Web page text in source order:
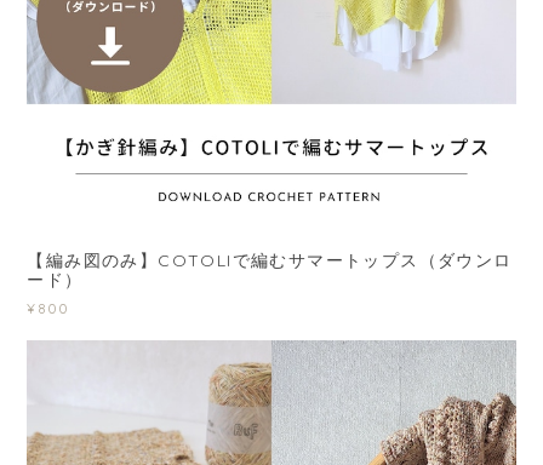
【編み図のみ】COTOLIで編むサマートップス（ダウンロ
ード）
¥800